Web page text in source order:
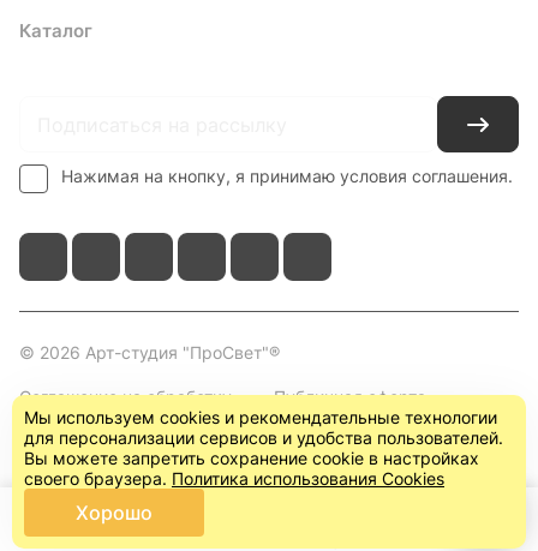
Каталог
Нажимая на кнопку, я принимаю условия соглашения.
© 2026 Арт-студия "ПроСвет"®
Соглашение на обработку
персональных данных
Публичная оферта
(пользовательское
соглашение)
Главная Каталог
Мы используем cookies и рекомендательные технологии
для персонализации сервисов и удобства пользователей.
Вы можете запретить сохранение cookie в настройках
своего браузера. Политика использования Cookies
Хорошо